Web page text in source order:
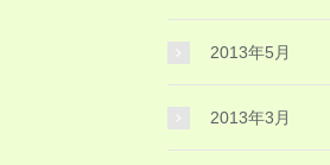
2013年5月
2013年3月